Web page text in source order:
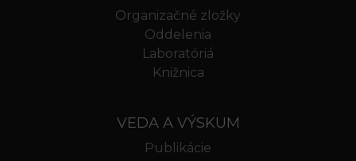
Organizačné zložky
Oddelenia
Laboratóriá
Knižnica
VEDA A VÝSKUM
Publikácie